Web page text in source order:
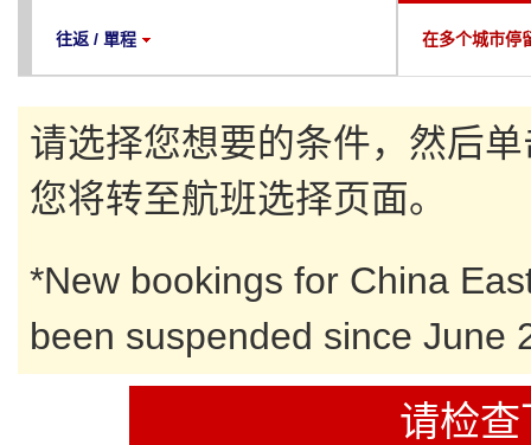
往返 / 單程 在多个城市停
请选择您想要的条件，然后单
您将转至航班选择页面。
*New bookings for China
been suspended since June
请检